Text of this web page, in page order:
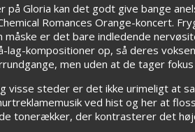
Gloria kan det godt give bange
Romances Orange-koncert.
er det bare indledende
kompositioner op, så deres
men uden at de tager
steder er det ikke urimeligt at
ved hist og her at
tonerækker, der kontrasterer det